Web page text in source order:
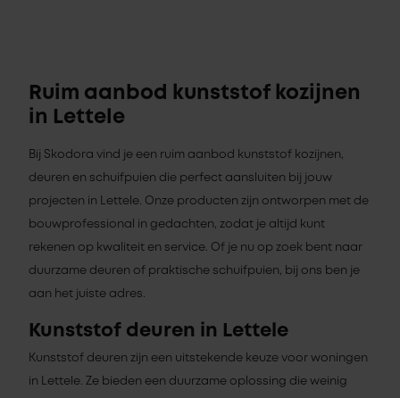
Ruim aanbod kunststof kozijnen
in Lettele
Bij Skodora vind je een ruim aanbod kunststof kozijnen,
deuren en schuifpuien die perfect aansluiten bij jouw
projecten in Lettele. Onze producten zijn ontworpen met de
bouwprofessional in gedachten, zodat je altijd kunt
rekenen op kwaliteit en service. Of je nu op zoek bent naar
duurzame deuren of praktische schuifpuien, bij ons ben je
aan het juiste adres.
Kunststof deuren in Lettele
Kunststof deuren zijn een uitstekende keuze voor woningen
in Lettele. Ze bieden een duurzame oplossing die weinig